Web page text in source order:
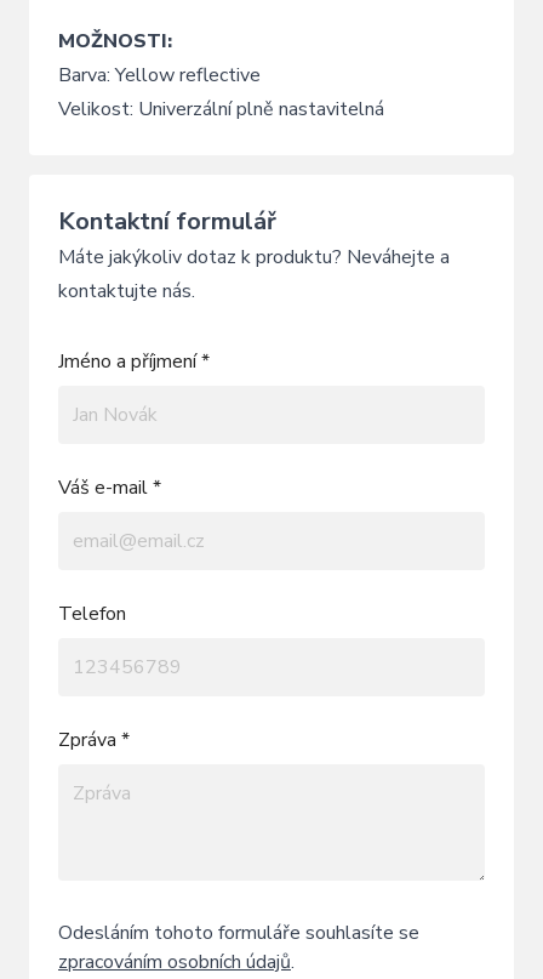
MOŽNOSTI:
Barva: Yellow reflective
Velikost: Univerzální plně nastavitelná
Kontaktní formulář
Máte jakýkoliv dotaz k produktu? Neváhejte a
kontaktujte nás.
Jméno a příjmení *
Váš e-mail *
Telefon
Zpráva *
Odesláním tohoto formuláře souhlasíte se
zpracováním osobních údajů.